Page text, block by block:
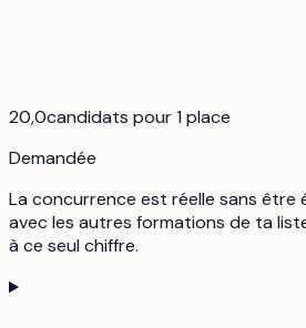
20,0candidats pour 1 place
Demandée
La concurrence est réelle sans être
avec les autres formations de ta
à ce seul chiffre.